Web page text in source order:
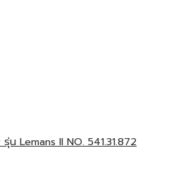
น Lemans II NO. 541.31.872